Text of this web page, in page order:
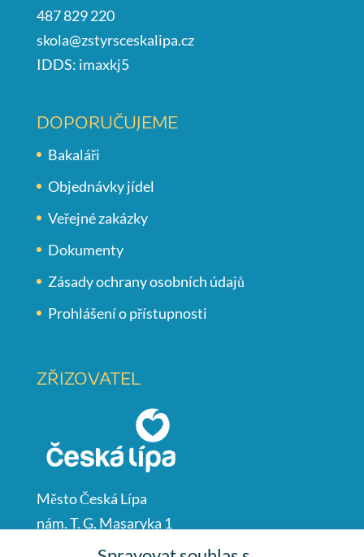
487 829 220
skola@zstyrsceskalipa.cz
IDDS: imaxkj5
DOPORUČUJEME
Bakaláři
Objednávky jídel
Veřejné zakázky
Dokumenty
Zásady ochrany osobních údajů
Prohlášení o přístupnosti
ZŘIZOVATEL
Město Česká Lípa
nám. T. G. Masaryka 1
Česká Lípa